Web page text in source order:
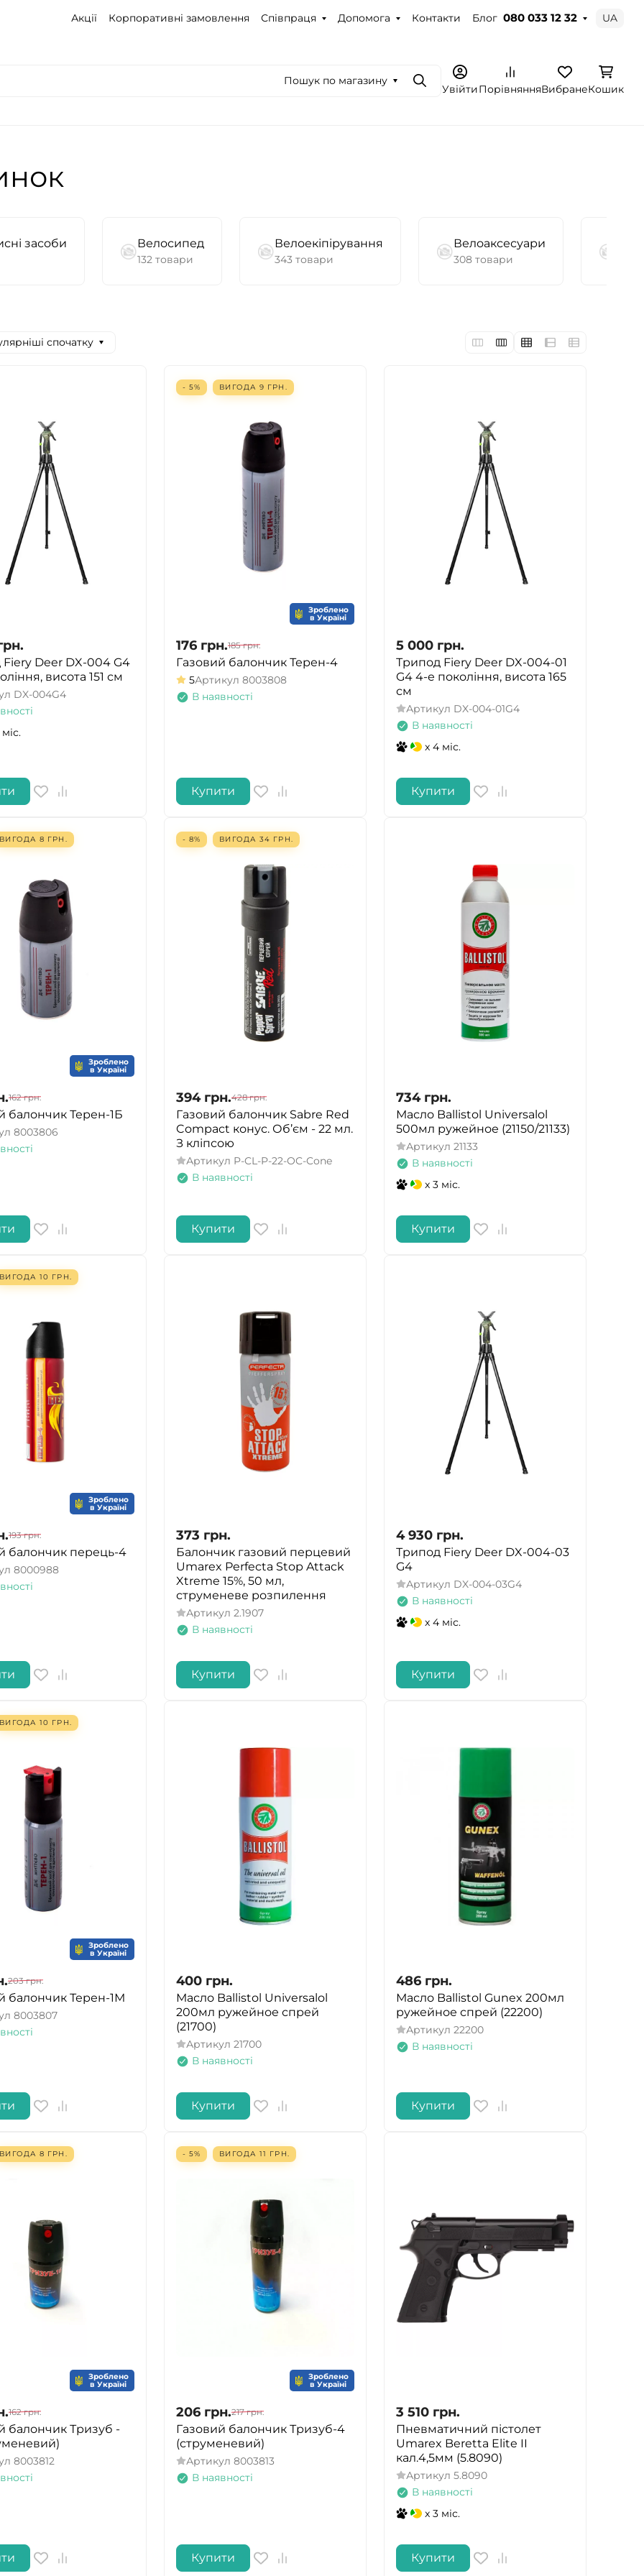
Акції Корпоративні замовлення Співпраця Допомога Контакти Блог 080 033 12 32 UA
Пошук по магазину
ПошукУвійтиПорівнянняВибранеКошик
засоби Велосипед
132 товари
Велоекіпірування
343 товари
Велоаксесуари
308 товари
спочатку
Deer DX-004 G4
висота 151 см
DX-004G4
- 5% ВИГОДА 9 ГРН.
Зроблено
в Україні
176 грн.185 грн.
Газовий балончик Терен-4
5Артикул 8003808
В наявності
Купити
5 000 грн.
Трипод Fiery Deer DX-004-01
G4 4-е покоління, висота 165
см
Артикул DX-004-01G4
В наявності
x 4 міс.
Купити
ВИГОДА 8 ГРН.
Зроблено
в Україні
162 грн.
балончик Терен-1Б
8003806
- 8% ВИГОДА 34 ГРН.
394 грн.428 грн.
Газовий балончик Sabre Red
Compact конус. Об’єм - 22 мл.
З кліпсою
Артикул P-CL-P-22-OC-Cone
В наявності
Купити
734 грн.
Масло Ballistol Universalol
500мл ружейное (21150/21133)
Артикул 21133
В наявності
x 3 міс.
Купити
ВИГОДА 10 ГРН.
Зроблено
в Україні
193 грн.
балончик перець-4
8000988
373 грн.
Балончик газовий перцевий
Umarex Perfecta Stop Attack
Xtreme 15%, 50 мл,
струменеве розпилення
Артикул 2.1907
В наявності
Купити
4 930 грн.
Трипод Fiery Deer DX-004-03
G4
Артикул DX-004-03G4
В наявності
x 4 міс.
Купити
ВИГОДА 10 ГРН.
Зроблено
в Україні
203 грн.
балончик Терен-1М
8003807
400 грн.
Масло Ballistol Universalol
200мл ружейное спрей
(21700)
Артикул 21700
В наявності
Купити
486 грн.
Масло Ballistol Gunex 200мл
ружейное спрей (22200)
Артикул 22200
В наявності
Купити
ВИГОДА 8 ГРН.
Зроблено
в Україні
162 грн.
балончик Тризуб -
8003812
- 5% ВИГОДА 11 ГРН.
Зроблено
в Україні
206 грн.217 грн.
Газовий балончик Тризуб-4
(струменевий)
Артикул 8003813
В наявності
Купити
3 510 грн.
Пневматичний пістолет
Umarex Beretta Elite II
кал.4,5мм (5.8090)
Артикул 5.8090
В наявності
x 3 міс.
Купити